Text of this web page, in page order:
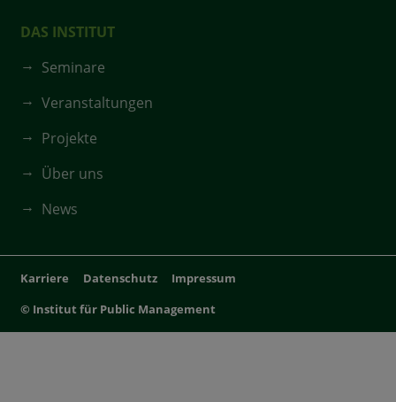
DAS INSTITUT
Seminare
Veranstaltungen
Projekte
Über uns
News
Karriere Datenschutz
Impressum
© Institut für Public Management